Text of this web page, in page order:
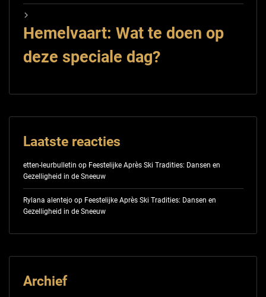
Hemelvaart: Wat te doen op
deze speciale dag?
Laatste reacties
etten-leurbulletin op Feestelijke Après Ski Tradities: Dansen en
Gezelligheid in de Sneeuw
Rylana alentejoop Feestelijke Après Ski Tradities: Dansen en
Gezelligheid in de Sneeuw
Archief